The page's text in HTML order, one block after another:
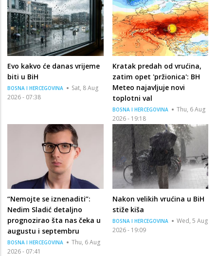
Evo kakvo će danas vrijeme
biti u BiH
BOSNA I HERCEGOVINA
Sat, 8 Aug
2026 - 07:38
Kratak predah od vrućina,
zatim opet 'pržionica': BH
Meteo najavljuje novi
toplotni val
BOSNA I HERCEGOVINA
Thu, 6 Aug
2026 - 19:18
“Nemojte se iznenaditi”:
Nedim Sladić detaljno
prognozirao šta nas čeka u
augustu i septembru
BOSNA I HERCEGOVINA
Thu, 6 Aug
2026 - 07:41
Nakon velikih vrućina u BiH
stiže kiša
BOSNA I HERCEGOVINA
Wed, 5 Aug
2026 - 19:09